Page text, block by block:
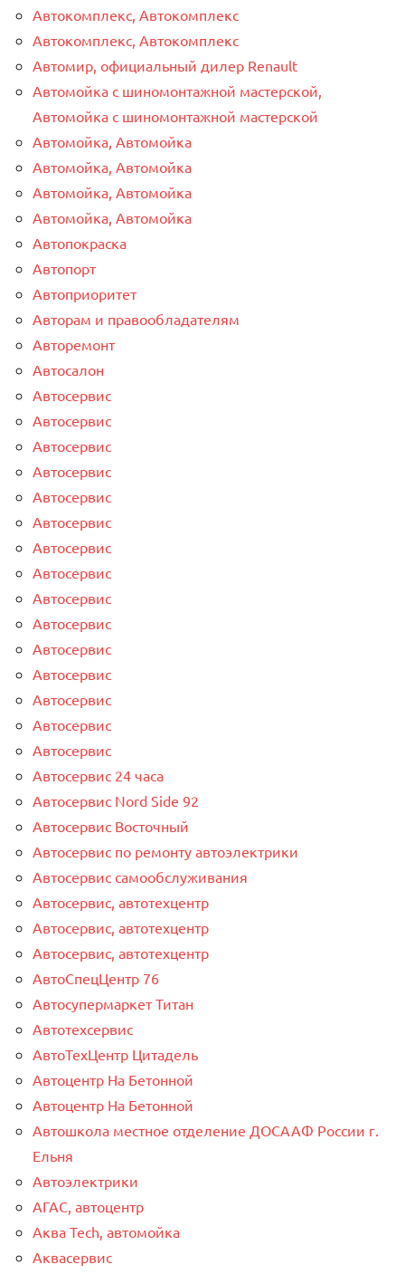
Автокомплекс, Автокомплекс
Автокомплекс, Автокомплекс
Автомир, официальный дилер Renault
Автомойка с шиномонтажной мастерской,
Автомойка с шиномонтажной мастерской
Автомойка, Автомойка
Автомойка, Автомойка
Автомойка, Автомойка
Автомойка, Автомойка
Автопокраска
Автопорт
Автоприоритет
Авторам и правообладателям
Авторемонт
Автосалон
Автосервис
Автосервис
Автосервис
Автосервис
Автосервис
Автосервис
Автосервис
Автосервис
Автосервис
Автосервис
Автосервис
Автосервис
Автосервис
Автосервис
Автосервис
Автосервис 24 часа
Автосервис Nord Side 92
Автосервис Восточный
Автосервис по ремонту автоэлектрики
Автосервис самообслуживания
Автосервис, автотехцентр
Автосервис, автотехцентр
Автосервис, автотехцентр
АвтоСпецЦентр 76
Автосупермаркет Титан
Автотехсервис
АвтоТехЦентр Цитадель
Автоцентр На Бетонной
Автоцентр На Бетонной
Автошкола местное отделение ДОСААФ России г.
Ельня
Автоэлектрики
АГАС, автоцентр
Аква Tech, автомойка
Аквасервис